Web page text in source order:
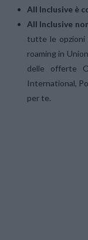
All Inclusive è
All Inclusive
tutte le opzioni
roaming in
delle offerte
International,
per te.